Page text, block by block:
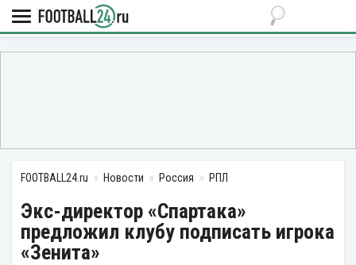
FOOTBALL24.ru Новости Россия РПЛ
Экс-директор «Спартака»
предложил клубу подписать игрока
«Зенита»